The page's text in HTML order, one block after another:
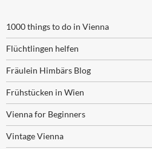
1000 things to do in Vienna
Flüchtlingen helfen
Fräulein Himbärs Blog
Frühstücken in Wien
Vienna for Beginners
Vintage Vienna